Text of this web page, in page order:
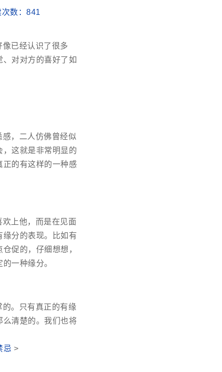
数：841
已经认识了很多
对对方的喜好了如
，二人仿佛曾经似
这就是非常明显的
正的有这样的一种感
上他，而是在见面
分的表现。比如有
促的，仔细想想，
一种缘分。
。只有真正的有缘
么清楚的。我们也将
忌 >